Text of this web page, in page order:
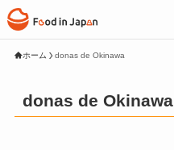
ホーム donas de Okinawa
donas de Okinawa